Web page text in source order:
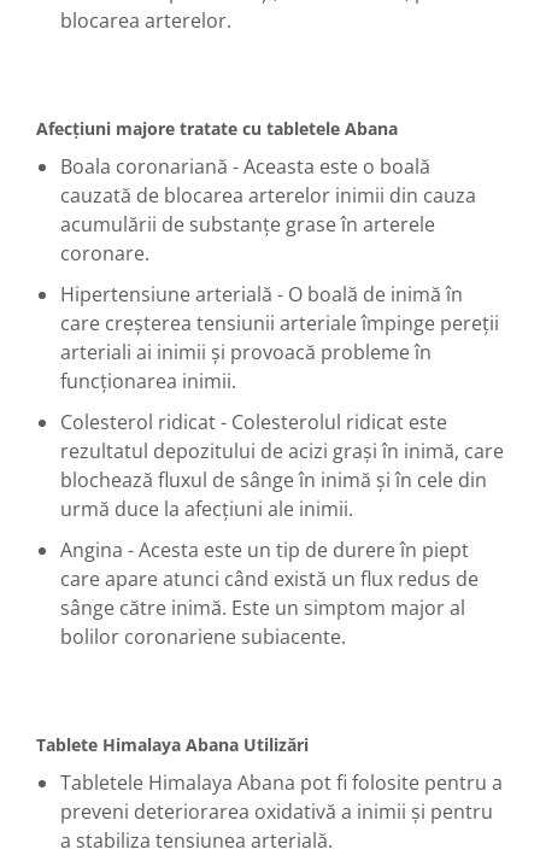
blocarea arterelor.
Afecțiuni majore tratate cu tabletele Abana
Boala coronariană - Aceasta este o boală
cauzată de blocarea arterelor inimii din cauza
acumulării de substanțe grase în arterele
coronare.
Hipertensiune arterială - O boală de inimă în
care creșterea tensiunii arteriale împinge pereții
arteriali ai inimii și provoacă probleme în
funcționarea inimii.
Colesterol ridicat - Colesterolul ridicat este
rezultatul depozitului de acizi grași în inimă, care
blochează fluxul de sânge în inimă și în cele din
urmă duce la afecțiuni ale inimii.
Angina - Acesta este un tip de durere în piept
care apare atunci când există un flux redus de
sânge către inimă. Este un simptom major al
bolilor coronariene subiacente.
Tablete Himalaya Abana Utilizări
Tabletele Himalaya Abana pot fi folosite pentru a
preveni deteriorarea oxidativă a inimii și pentru
a stabiliza tensiunea arterială.